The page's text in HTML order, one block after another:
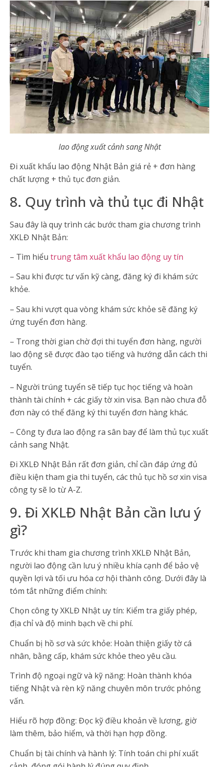
lao động xuất cảnh sang Nhật
Đi xuất khẩu lao động Nhật Bản giá rẻ + đơn hàng
chất lượng + thủ tục đơn giản.
8. Quy trình và thủ tục đi Nhật
Sau đây là quy trình các bước tham gia chương trình
XKLĐ Nhật Bản:
– Tìm hiểu trung tâm xuất khẩu lao động uy tín
– Sau khi được tư vấn kỹ càng, đăng ký đi khám sức
khỏe.
– Sau khi vượt qua vòng khám sức khỏe sẽ đăng ký
ứng tuyển đơn hàng.
– Trong thời gian chờ đợi thi tuyển đơn hàng, người
lao động sẽ được đào tạo tiếng và hướng dẫn cách thi
tuyển.
– Người trúng tuyển sẽ tiếp tục học tiếng và hoàn
thành tài chính + các giấy tờ xin visa. Bạn nào chưa đỗ
đơn này có thể đăng ký thi tuyển đơn hàng khác.
– Công ty đưa lao động ra sân bay để làm thủ tục xuất
cảnh sang Nhật.
Đi XKLĐ Nhật Bản rất đơn giản, chỉ cần đáp ứng đủ
điều kiện tham gia thi tuyển, các thủ tục hồ sơ xin visa
công ty sẽ lo từ A-Z.
9. Đi XKLĐ Nhật Bản cần lưu ý
gì?
Trước khi tham gia chương trình XKLĐ Nhật Bản,
người lao động cần lưu ý nhiều khía cạnh để bảo vệ
quyền lợi và tối ưu hóa cơ hội thành công. Dưới đây là
tóm tắt những điểm chính:
Chọn công ty XKLĐ Nhật uy tín: Kiểm tra giấy phép,
địa chỉ và độ minh bạch về chi phí.
Chuẩn bị hồ sơ và sức khỏe: Hoàn thiện giấy tờ cá
nhân, bằng cấp, khám sức khỏe theo yêu cầu.
Trình độ ngoại ngữ và kỹ năng: Hoàn thành khóa
tiếng Nhật và rèn kỹ năng chuyên môn trước phỏng
vấn.
Hiểu rõ hợp đồng: Đọc kỹ điều khoản về lương, giờ
làm thêm, bảo hiểm, và thời hạn hợp đồng.
Chuẩn bị tài chính và hành lý: Tính toán chi phí xuất